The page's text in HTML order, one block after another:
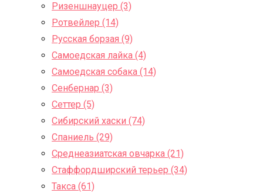
Ризеншнауцер (3)
Ротвейлер (14)
Русская борзая (9)
Самоедская лайка (4)
Самоедская собака (14)
Сенбернар (3)
Сеттер (5)
Сибирский хаски (74)
Спаниель (29)
Среднеазиатская овчарка (21)
Стаффордширский терьер (34)
Такса (61)